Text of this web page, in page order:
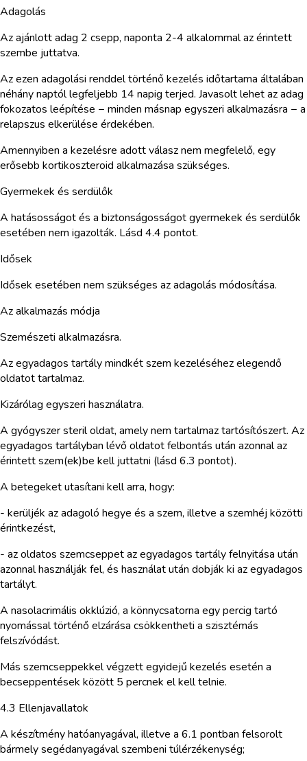
Adagolás
Az ajánlott adag 2 csepp, naponta 2-4 alkalommal az érintett
szembe juttatva.
Az ezen adagolási renddel történő kezelés időtartama általában
néhány naptól legfeljebb 14 napig terjed. Javasolt lehet az adag
fokozatos leépítése − minden másnap egyszeri alkalmazásra − a
relapszus elkerülése érdekében.
Amennyiben a kezelésre adott válasz nem megfelelő, egy
erősebb kortikoszteroid alkalmazása szükséges.
Gyermekek és serdülők
A hatásosságot és a biztonságosságot gyermekek és serdülők
esetében nem igazolták. Lásd 4.4 pontot.
Idősek
Idősek esetében nem szükséges az adagolás módosítása.
Az alkalmazás módja
Szemészeti alkalmazásra.
Az egyadagos tartály mindkét szem kezeléséhez elegendő
oldatot tartalmaz.
Kizárólag egyszeri használatra.
A gyógyszer steril oldat, amely nem tartalmaz tartósítószert. Az
egyadagos tartályban lévő oldatot felbontás után azonnal az
érintett szem(ek)be kell juttatni (lásd 6.3 pontot).
A betegeket utasítani kell arra, hogy:
- kerüljék az adagoló hegye és a szem, illetve a szemhéj közötti
érintkezést,
- az oldatos szemcseppet az egyadagos tartály felnyitása után
azonnal használják fel, és használat után dobják ki az egyadagos
tartályt.
A nasolacrimális okklúzió, a könnycsatorna egy percig tartó
nyomással történő elzárása csökkentheti a szisztémás
felszívódást.
Más szemcseppekkel végzett egyidejű kezelés esetén a
becseppentések között 5 percnek el kell telnie.
4.3 Ellenjavallatok
A készítmény hatóanyagával, illetve a 6.1 pontban felsorolt
bármely segédanyagával szembeni túlérzékenység;